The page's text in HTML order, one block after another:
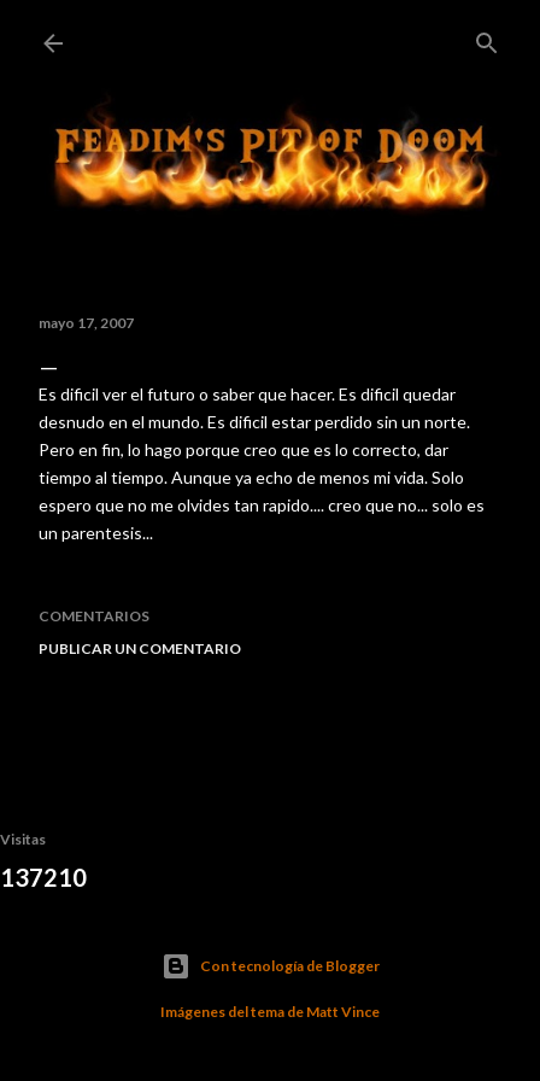
mayo 17, 2007
Es dificil ver el futuro o saber que hacer. Es dificil quedar
desnudo en el mundo. Es dificil estar perdido sin un norte.
Pero en fin, lo hago porque creo que es lo correcto, dar
tiempo al tiempo. Aunque ya echo de menos mi vida. Solo
espero que no me olvides tan rapido.... creo que no... solo es
un parentesis...
COMENTARIOS
PUBLICAR UN COMENTARIO
Visitas
137210
Con tecnología de Blogger
Imágenes del tema de Matt Vince